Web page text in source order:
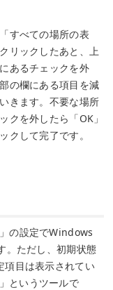
すべての場所の表
リックしたあと、上
あるチェックを外
の欄にある項目を減
きます。不要な場所
クを外したら「OK」
クして完了です。
の設定でWindows
。ただし、初期状態
項目は表示されてい
というツールで